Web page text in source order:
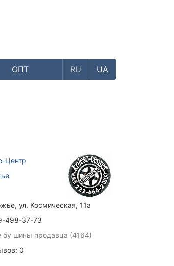
ОПТ RU UA
Центр
ул. Космическая, 11а
498-37-73
бу шины продавца (4164)
0